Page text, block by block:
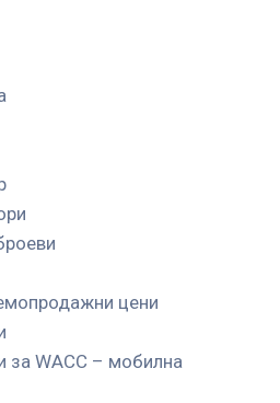
цени
за WACC – мобилна